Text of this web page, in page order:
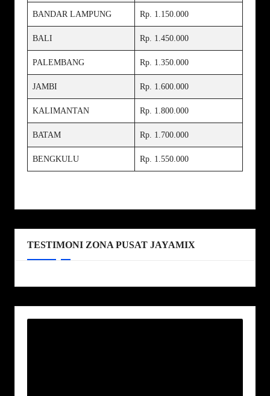
BANDAR LAMPUNG Rp. 1.150.000
BALI Rp. 1.450.000
PALEMBANG Rp. 1.350.000
JAMBI Rp. 1.600.000
KALIMANTAN Rp. 1.800.000
BATAM Rp. 1.700.000
BENGKULU Rp. 1.550.000
TESTIMONI ZONA PUSAT JAYAMIX